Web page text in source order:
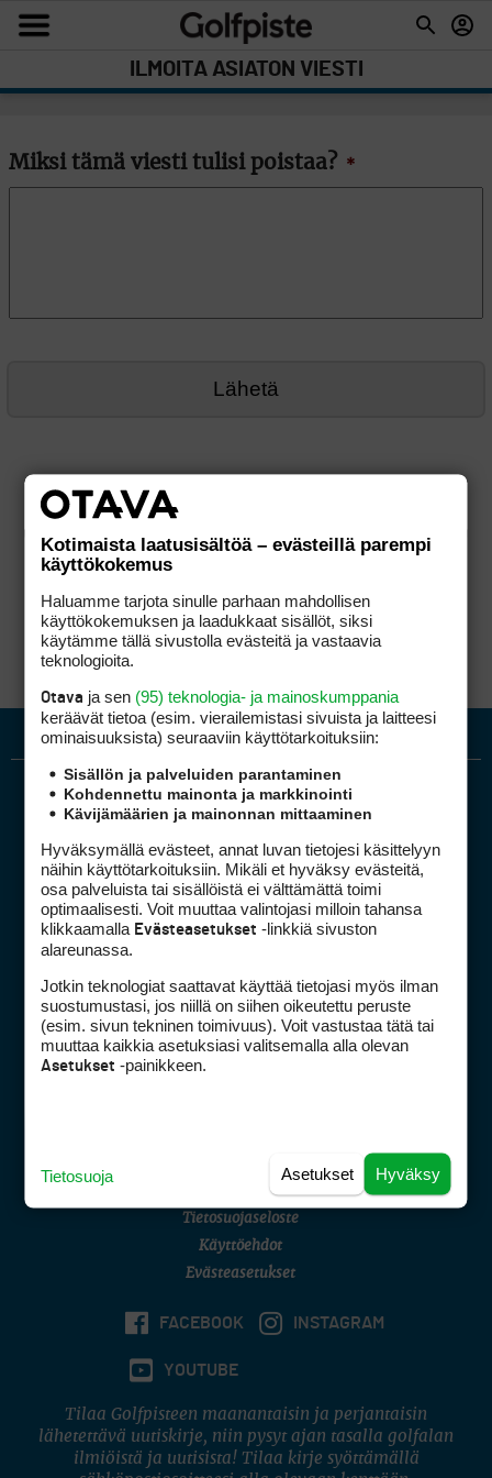
ILMOITA ASIATON VIESTI
Miksi tämä viesti tulisi poistaa? *
Golfpiste mediakortti
Golfpisteen yhteystiedot
DSA avoimuusraportti
Asiakaspalvelu
(digi) digi@otavamedia.fi
Tietosuojaseloste
Käyttöehdot
Evästeasetukset
FACEBOOK INSTAGRAM
YOUTUBE
Tilaa Golfpisteen maanantaisin ja perjantaisin
lähetettävä uutiskirje, niin pysyt ajan tasalla golfalan
ilmiöistä ja uutisista! Tilaa kirje syöttämällä
Kotimaista laatusisältöä – evästeillä parempi
käyttökokemus
Haluamme tarjota sinulle parhaan mahdollisen
käyttökokemuksen ja laadukkaat sisällöt, siksi
käytämme tällä sivustolla evästeitä ja vastaavia
teknologioita.
Otava ja sen (95) teknologia- ja mainoskumppania
keräävät tietoa (esim. vierailemis­tasi sivuista ja laitteesi
ominaisuuk­sista) seuraaviin käyttötarkoituksiin:
Sisällön ja palveluiden parantaminen
Kohdennettu mainonta ja markkinointi
Kävijämäärien ja mainonnan mittaaminen
Hyväksymällä evästeet, annat luvan tietojesi käsittelyyn
näihin käyttötarkoituksiin. Mikäli et hyväksy evästeitä,
osa palveluista tai sisällöistä ei välttämättä toimi
optimaalisesti. Voit muuttaa valintojasi milloin tahansa
klikkaamalla Evästeasetukset -linkkiä sivuston
alareunassa.
Jotkin teknologiat saattavat käyttää tietojasi myös ilman
suostumustasi, jos niillä on siihen oikeutettu peruste
(esim. sivun tekninen toimivuus). Voit vastustaa tätä tai
muuttaa kaikkia asetuksiasi valitsemalla alla olevan
Asetukset -painikkeen.
Hyväksy
Asetukset
Tietosuoja